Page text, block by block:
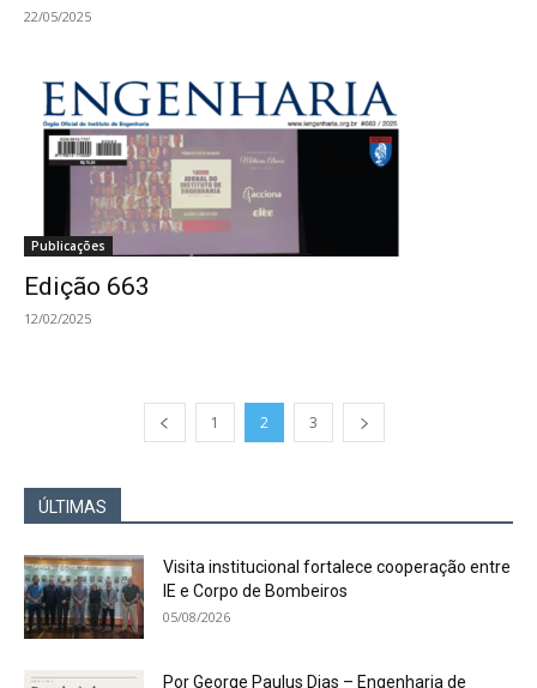
22/05/2025
Publicações
Edição 663
12/02/2025
1 2 3
ÚLTIMAS
Visita institucional fortalece cooperação entre
IE e Corpo de Bombeiros
05/08/2026
Por George Paulus Dias – Engenharia de